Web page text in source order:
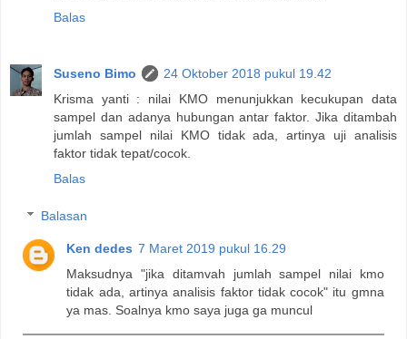
Balas
Suseno Bimo
24 Oktober 2018 pukul 19.42
Krisma yanti : nilai KMO menunjukkan kecukupan data
sampel dan adanya hubungan antar faktor. Jika ditambah
jumlah sampel nilai KMO tidak ada, artinya uji analisis
faktor tidak tepat/cocok.
Balas
Balasan
Ken dedes 7 Maret 2019 pukul 16.29
Maksudnya "jika ditamvah jumlah sampel nilai kmo
tidak ada, artinya analisis faktor tidak cocok" itu gmna
ya mas. Soalnya kmo saya juga ga muncul